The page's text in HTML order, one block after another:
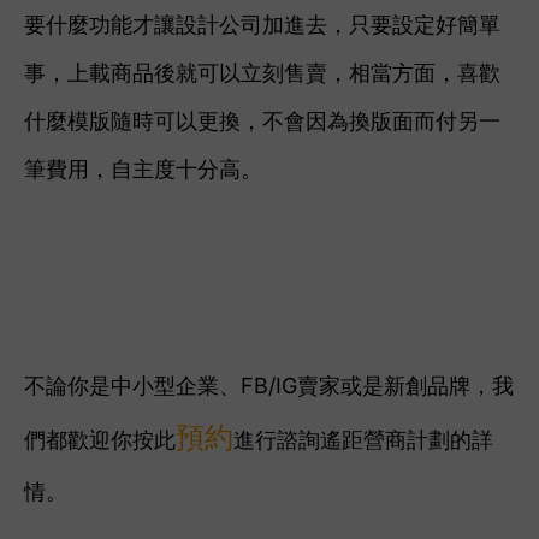
要什麼功能才讓設計公司加進去，只要設定好簡單
事，上載商品後就可以立刻售賣，相當方面，喜歡
什麼模版隨時可以更換，不會因為換版面而付另一
筆費用，自主度十分高。
不論你是中小型企業、FB/IG賣家或是新創品牌，我
們都歡迎你按此預約進行諮詢遙距營商計劃 的詳
情。